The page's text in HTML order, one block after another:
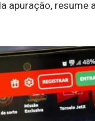
apuração,